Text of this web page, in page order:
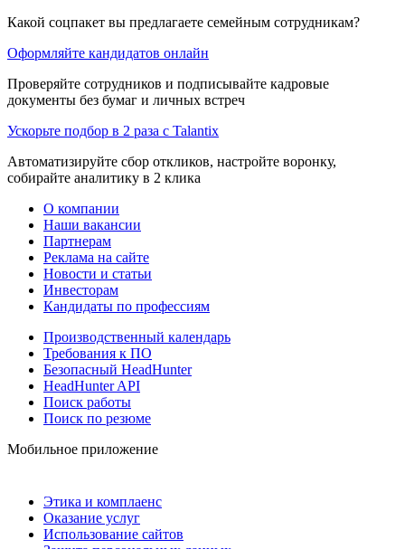
Какой соцпакет вы предлагаете семейным сотрудникам?
Оформляйте кандидатов онлайн
Проверяйте сотрудников и подписывайте кадровые
документы без бумаг и личных встреч
Ускорьте подбор в 2 раза с Talantix
Автоматизируйте сбор откликов, настройте воронку,
собирайте аналитику в 2 клика
О компании
Наши вакансии
Партнерам
Реклама на сайте
Новости и статьи
Инвесторам
Кандидаты по профессиям
Производственный календарь
Требования к ПО
Безопасный HeadHunter
HeadHunter API
Поиск работы
Поиск по резюме
Мобильное приложение
Этика и комплаенс
Оказание услуг
Использование сайтов